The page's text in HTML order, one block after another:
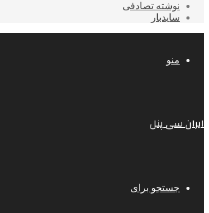
نوشته تصادفی
سایدبار
منو
ایران سی پنل
جستجو برای